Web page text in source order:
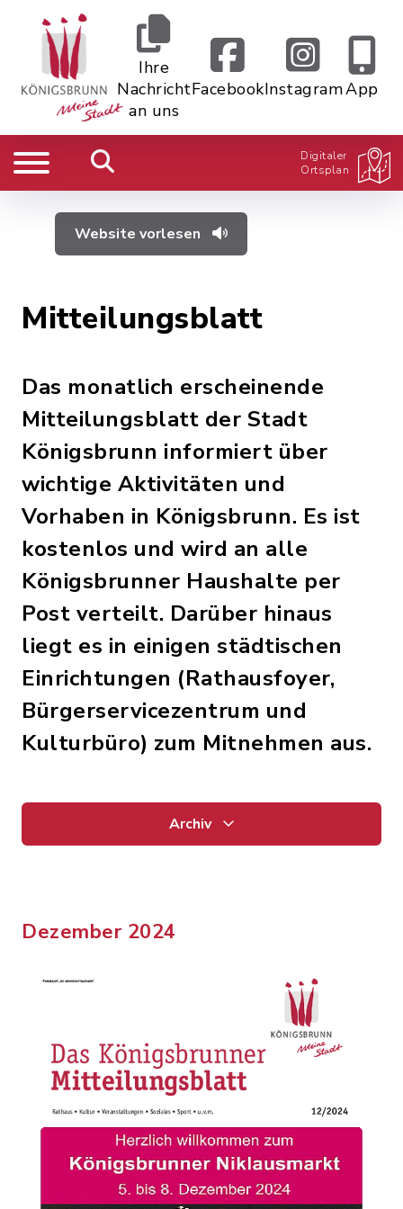
Ihre
Nachricht
an uns
FacebookInstagramApp
Digitaler
Ortsplan
Website vorlesen
Mitteilungsblatt
Das monatlich erscheinende
Mitteilungsblatt der Stadt
Königsbrunn informiert über
wichtige Aktivitäten und
Vorhaben in Königsbrunn. Es ist
kostenlos und wird an alle
Königsbrunner Haushalte per
Post verteilt. Darüber hinaus
liegt es in einigen städtischen
Einrichtungen (Rathausfoyer,
Bürgerservicezentrum und
Kulturbüro) zum Mitnehmen aus.
Archiv
Dezember 2024